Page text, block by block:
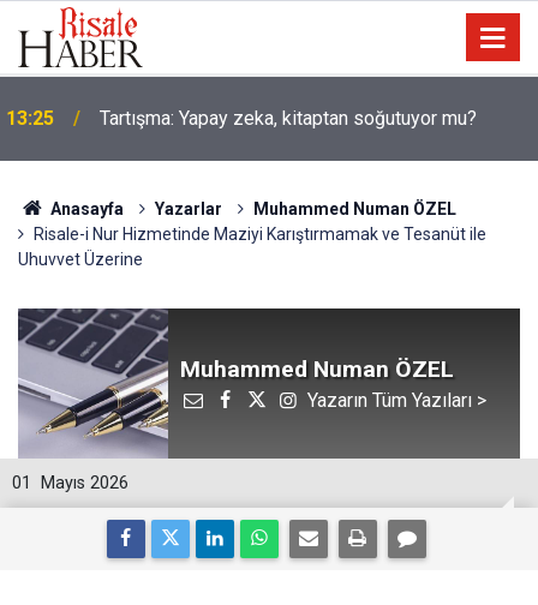
13:25 Tartışma: Yapay zeka, kitaptan soğutuyor mu?
Anasayfa Yazarlar
Muhammed Numan ÖZEL
Risale-i Nur Hizmetinde Maziyi Karıştırmamak ve Tesanüt ile
Uhuvvet Üzerine
Muhammed Numan ÖZEL
Yazarın Tüm Yazıları >
01 Mayıs 2026